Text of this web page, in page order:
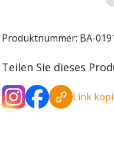
Produktnummer: BA-
Teilen Sie dieses
Link